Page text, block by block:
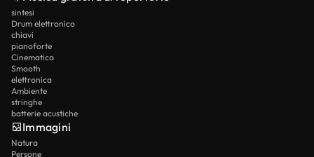
sintesi
Drum elettronico
chiavi
pianoforte
Cinematica
Smooth
elettronica
Ambiente
stringhe
batterie acustiche
Immagini
Natura
Persone